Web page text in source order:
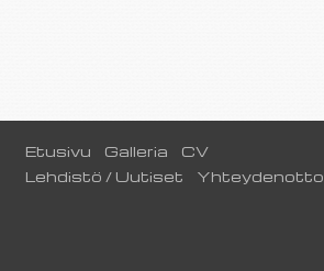
Etusivu Galleria
CV
Lehdistö / Uutiset
Yhteydenotto